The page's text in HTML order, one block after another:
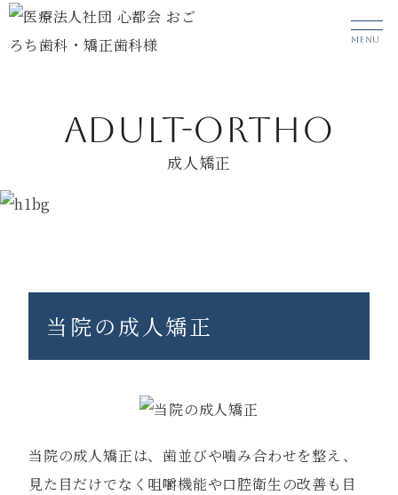
MENU
ADULT-ORTHO
成人矯正
当院の成人矯正
当院の成人矯正は、歯並びや噛み合わせを整え、
見た目だけでなく咀嚼機能や口腔衛生の改善も目